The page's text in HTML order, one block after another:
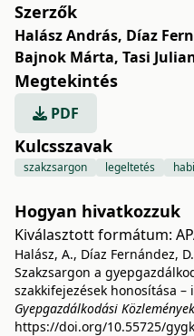
Szerzők
Halász András, Díaz
Bajnok Márta, Tasi
Megtekintés
PDF
Kulcsszavak
szakzsargon legeltetés
Hogyan hivatkozzuk
Kiválasztott formátum:
Halász, A., Díaz Fernández,
Szakzsargon a
szakkifejezések honosítása
Gyepgazdálkodási Közlemények
https://doi.org/10.55725/